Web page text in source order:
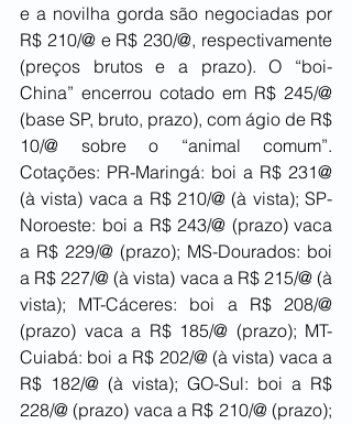
e a novilha gorda são negociadas por
R$ 210/@ e R$ 230/@, respectivamente
(preços brutos e a prazo). O “boi-
China” encerrou cotado em R$ 245/@
(base SP, bruto, prazo), com ágio de R$
10/@ sobre o “animal comum”.
Cotações: PR-Maringá: boi a R$ 231@
(à vista) vaca a R$ 210/@ (à vista); SP-
Noroeste: boi a R$ 243/@ (prazo) vaca
a R$ 229/@ (prazo); MS-Dourados: boi
a R$ 227/@ (à vista) vaca a R$ 215/@ (à
vista); MT-Cáceres: boi a R$ 208/@
(prazo) vaca a R$ 185/@ (prazo); MT-
Cuiabá: boi a R$ 202/@ (à vista) vaca a
R$ 182/@ (à vista); GO-Sul: boi a R$
228/@ (prazo) vaca a R$ 210/@ (prazo);